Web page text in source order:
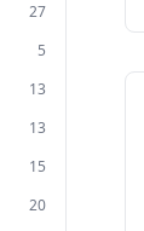
27
5
13
13
15
20